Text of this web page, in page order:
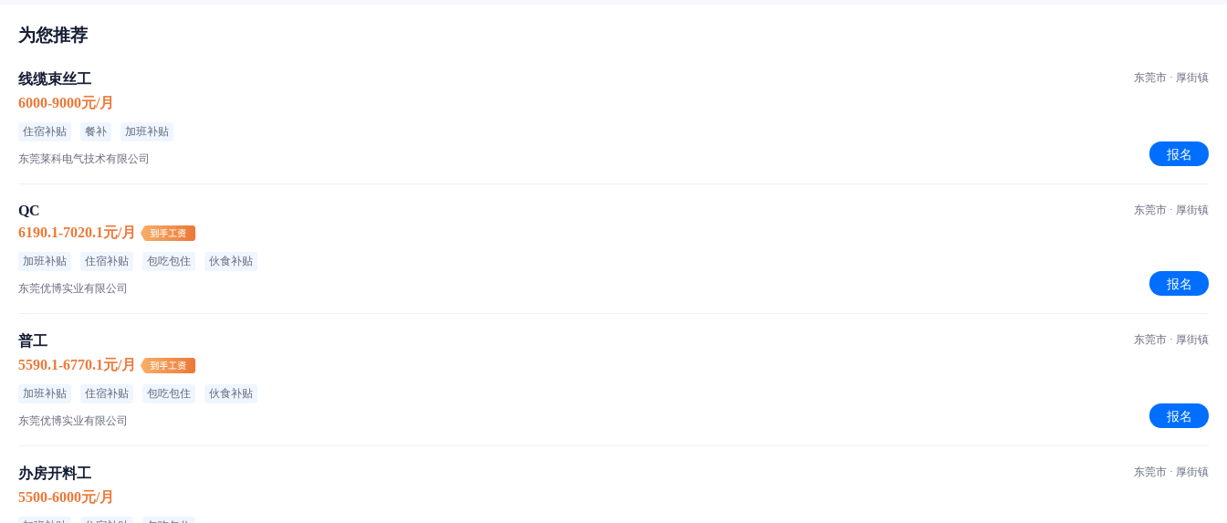
工作要求：年龄16-40周岁，身体健康，视力正常，服从安排，具有本人有效身份证
1、上班时间：8：30-12:00, 1:30-6:00，晚上7：00-9:00点算加班费，月综合薪资5000-7000元，15号准时发薪。
2、包吃包住，园区宿舍4-6人间，月休4天；
3、每月补助500-800元、工龄奖、节日礼品、部门聚餐、年度旅游、年终奖。
工作环境
伙食标准 伙食全包,不扣一分钱
为您推荐
线缆束丝工
6000-9000元/月
住宿补贴 餐补 加班补贴
东莞莱科电气技术有限公司
东莞市 · 厚街镇
报名
QC
6190.1-7020.1元/月
加班补贴 住宿补贴 包吃包住 伙食补贴
东莞优博实业有限公司
东莞市 · 厚街镇
报名
普工
5590.1-6770.1元/月
加班补贴 住宿补贴 包吃包住 伙食补贴
东莞优博实业有限公司
东莞市 · 厚街镇
报名
办房开料工
5500-6000元/月
东莞市 · 厚街镇